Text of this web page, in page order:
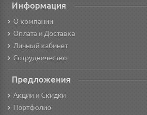
Информация
О компании
Оплата и Доставка
Личный кабинет
Сотрудничество
Предложения
Акции и Скидки
Портфолио